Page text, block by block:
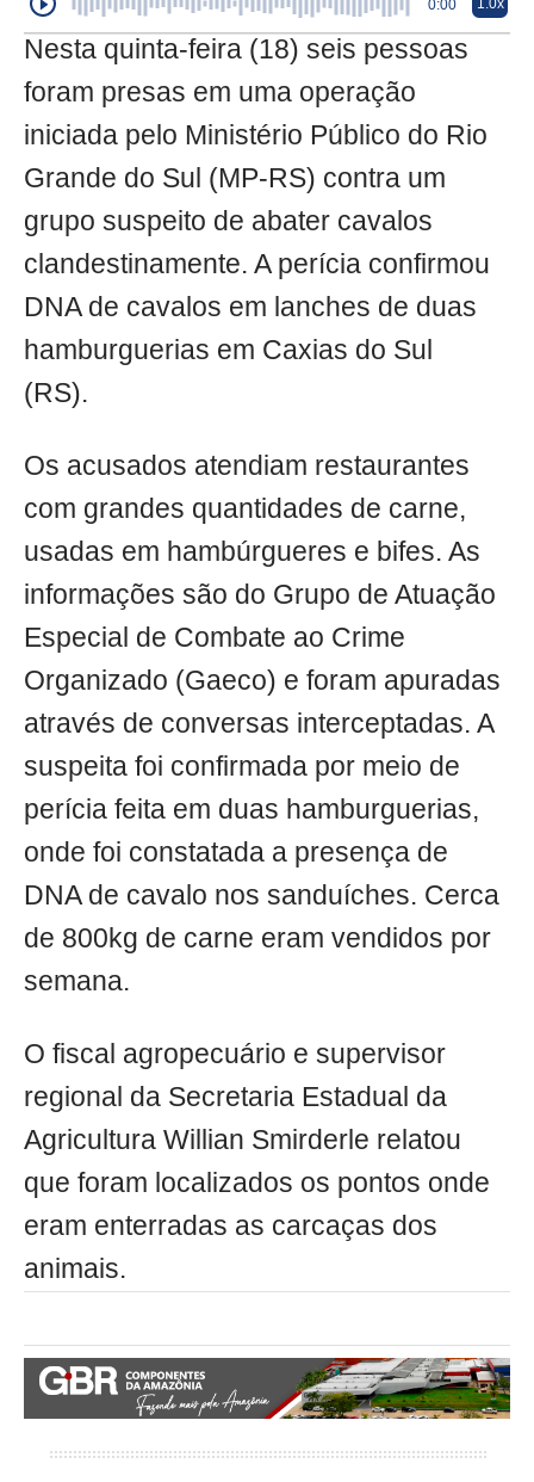
0:00 1.0x
Nesta quinta-feira (18) seis pessoas
foram presas em uma operação
iniciada pelo Ministério Público do Rio
Grande do Sul (MP-RS) contra um
grupo suspeito de abater cavalos
clandestinamente. A perícia confirmou
DNA de cavalos em lanches de duas
hamburguerias em Caxias do Sul
(RS).
Os acusados atendiam restaurantes
com grandes quantidades de carne,
usadas em hambúrgueres e bifes. As
informações são do Grupo de Atuação
Especial de Combate ao Crime
Organizado (Gaeco) e foram apuradas
através de conversas interceptadas. A
suspeita foi confirmada por meio de
perícia feita em duas hamburguerias,
onde foi constatada a presença de
DNA de cavalo nos sanduíches. Cerca
de 800kg de carne eram vendidos por
semana.
O fiscal agropecuário e supervisor
regional da Secretaria Estadual da
Agricultura Willian Smirderle relatou
que foram localizados os pontos onde
eram enterradas as carcaças dos
animais.